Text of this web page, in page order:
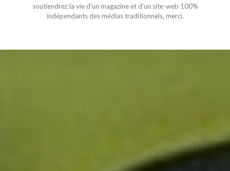
soutiendrez la vie d'un magazine et d'un site-web 100%
indépendants des médias traditionnels, merci.